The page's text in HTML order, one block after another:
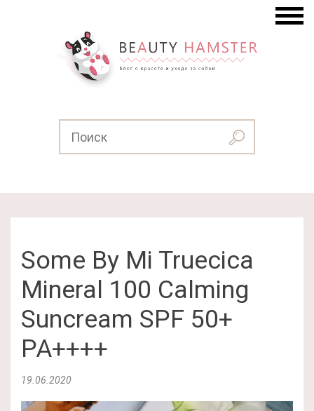
Some By Mi Truecica
Mineral 100 Calming
Suncream SPF 50+
PA++++
19.06.2020